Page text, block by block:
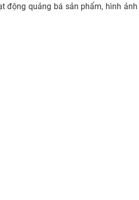
động quảng bá sản phẩm, hình